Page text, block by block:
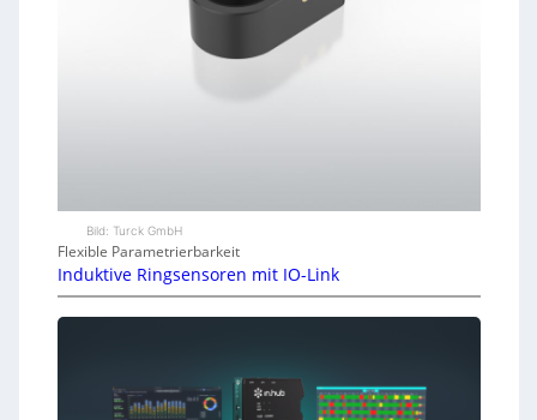
Bild: Turck GmbH
Flexible Parametrierbarkeit
Induktive Ringsensoren mit IO-Link